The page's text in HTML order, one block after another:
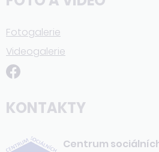
Fotogalerie
Videogalerie
KONTAKTY
Centrum